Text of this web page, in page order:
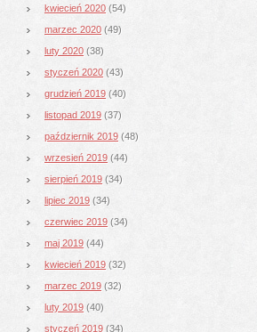
kwiecień 2020 (54)
marzec 2020 (49)
luty 2020 (38)
styczeń 2020 (43)
grudzień 2019 (40)
listopad 2019 (37)
październik 2019 (48)
wrzesień 2019 (44)
sierpień 2019 (34)
lipiec 2019 (34)
czerwiec 2019 (34)
maj 2019 (44)
kwiecień 2019 (32)
marzec 2019 (32)
luty 2019 (40)
styczeń 2019 (34)